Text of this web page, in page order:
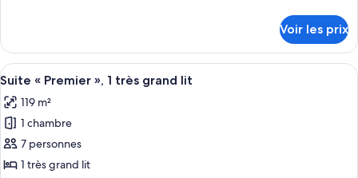
plusieurs
lits
le
type
de
Suite
Présidentielle,
plusieurs
lits
Voir les prix
Afficher
toutes
les
photos
pour
ce
Télévision à écran plat de 32 pouces
10
Suite « Premier », 1 très grand lit
119 m²
1 chambre
7 personnes
1 très grand lit